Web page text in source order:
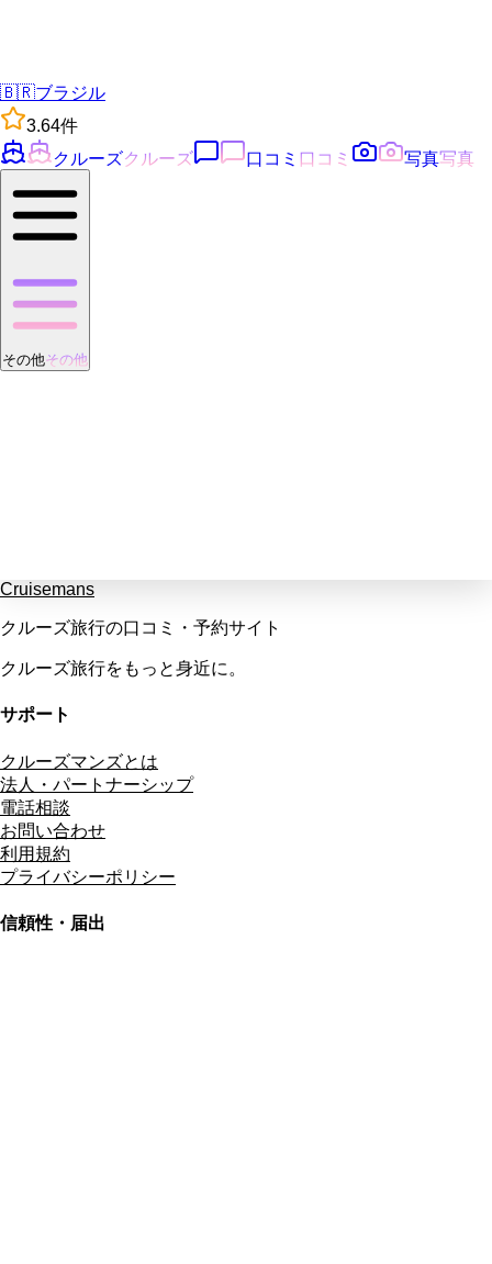
🇧🇷ブラジル
3.64件
クルーズクルーズ 口コミ 口コミ 写真写真
その他その他
Cruisemans
クルーズ旅行の口コミ・予約サイト
クルーズ旅行をもっと身近に。
サポート
クルーズマンズとは
法人・パートナーシップ
電話相談
お問い合わせ
利用規約
プライバシーポリシー
信頼性・届出